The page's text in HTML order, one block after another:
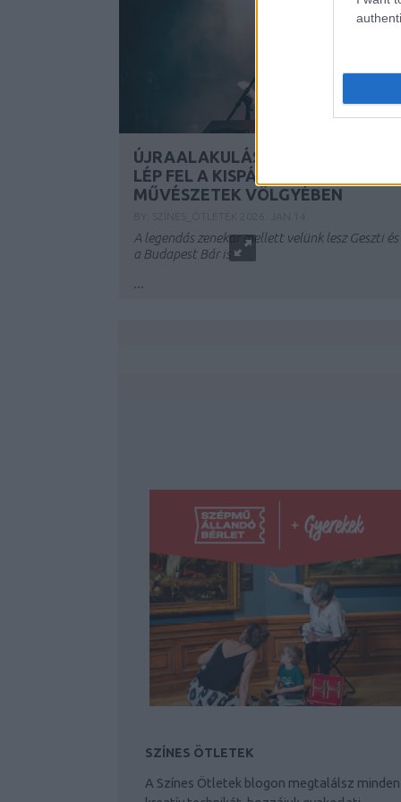
ÚJRAALAKULÁSA ÓTA ELŐSZÖR
LÉP FEL A KISPÁL ÉS A BORZ A
MŰVÉSZETEK VÖLGYÉBEN
A legendás zenekar mellett velünk lesz Geszti és
a Budapest Bár is
...
SZÍNES ÖTLETEK
A Színes Ötletek blogon megtalálsz minden